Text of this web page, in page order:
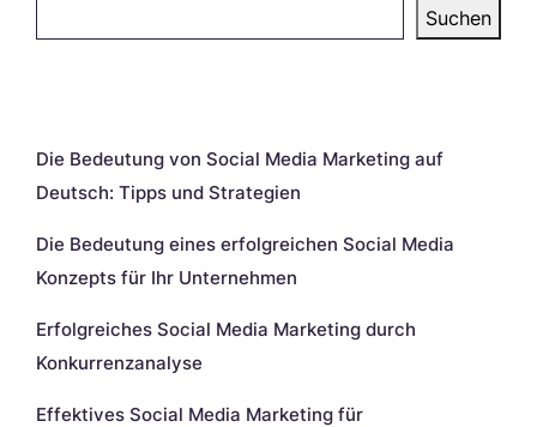
Suchen
Die Bedeutung von Social Media Marketing auf
Deutsch: Tipps und Strategien
Die Bedeutung eines erfolgreichen Social Media
Konzepts für Ihr Unternehmen
Erfolgreiches Social Media Marketing durch
Konkurrenzanalyse
Effektives Social Media Marketing für